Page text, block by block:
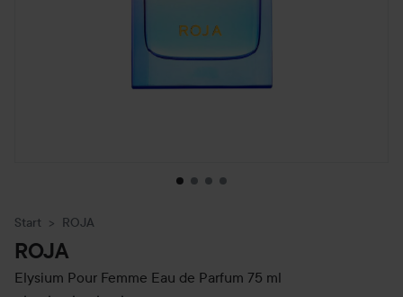
Start ROJA
ROJA
Elysium Pour Femme Eau de Parfum 75 ml